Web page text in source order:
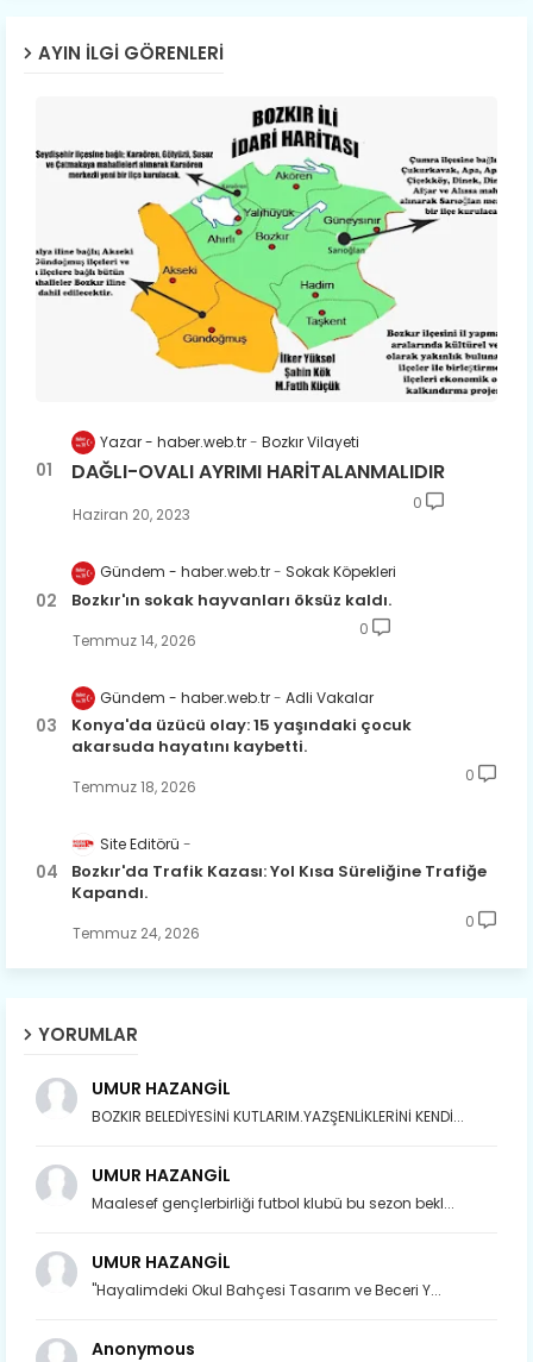
AYIN İLGI GÖRENLERI
Yazar - haber.web.tr Bozkır Vilayeti
DAĞLI-OVALI AYRIMI HARİTALANMALIDIR
Haziran 20, 2023
0
Gündem - haber.web.tr Sokak Köpekleri
Bozkır'ın sokak hayvanları öksüz kaldı.
Temmuz 14, 2026
0
Gündem - haber.web.tr Adli Vakalar
Konya'da üzücü olay: 15 yaşındaki çocuk
akarsuda hayatını kaybetti.
Temmuz 18, 2026
0
Site Editörü
Bozkır'da Trafik Kazası: Yol Kısa Süreliğine Trafiğe
Kapandı.
Temmuz 24, 2026
0
YORUMLAR
UMUR HAZANGİL
BOZKIR BELEDİYESİNİ KUTLARIM.YAZŞENLİKLERİNİ KENDİ...
UMUR HAZANGİL
Maalesef gençlerbirliği futbol klubü bu sezon bekl...
UMUR HAZANGİL
"Hayalimdeki Okul Bahçesi Tasarım ve Beceri Y...
Anonymous